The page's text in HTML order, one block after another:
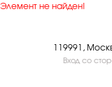
Элемент не найден!
119991,
Вход со